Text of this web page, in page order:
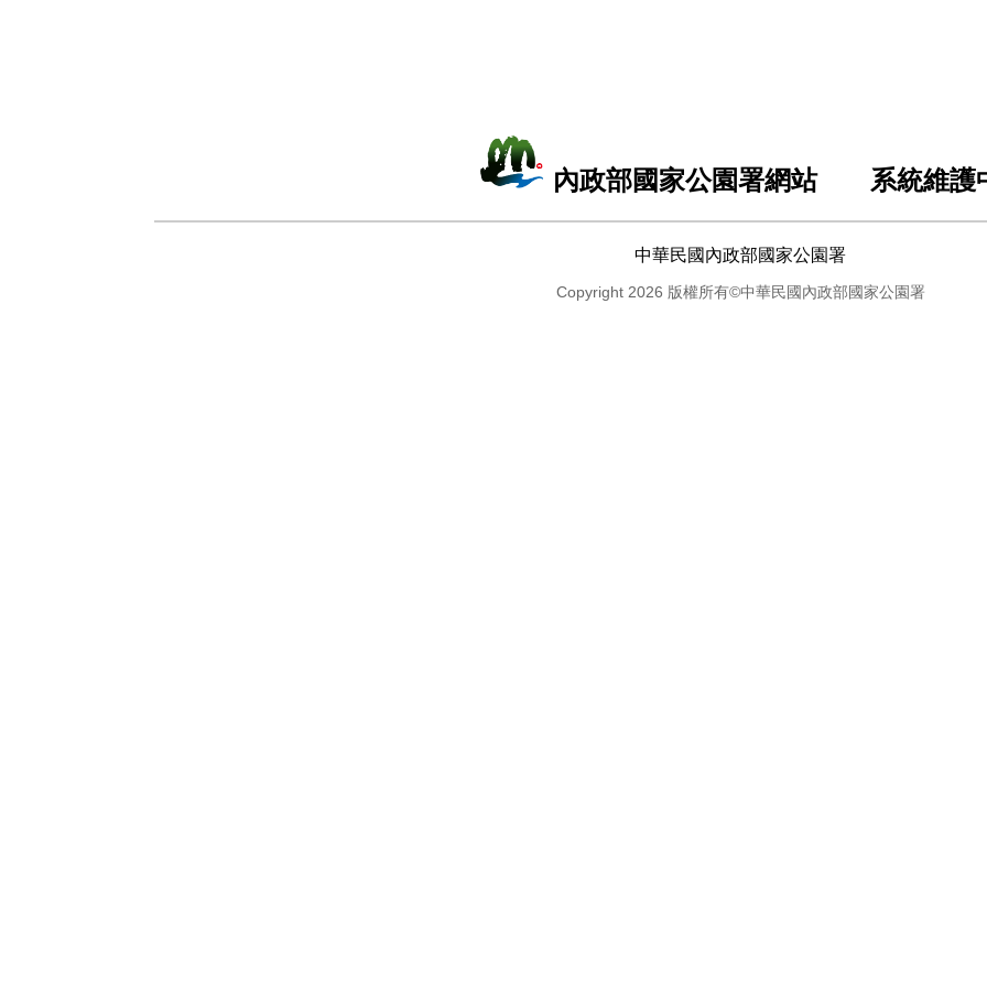
內政部國家公園署網站 系統維護
中華民國內政部國家公園署
Copyright 2026 版權所有©中華民國內政部國家公園署